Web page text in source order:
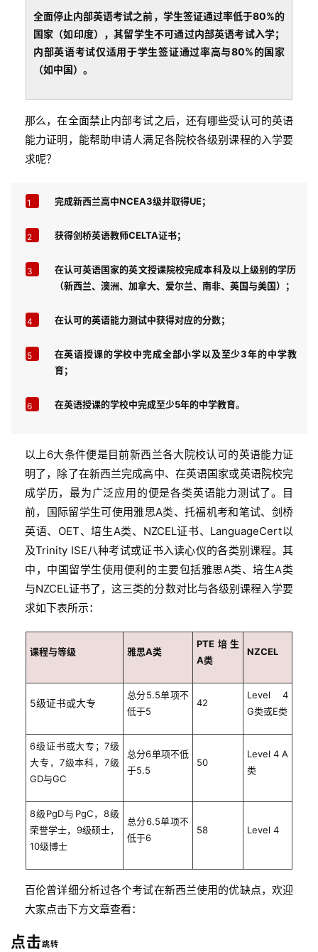
全面停止内部英语考试之前，学生签证通过率低于80%的
国家（如印度），其留学生不可通过内部英语考试入学；
内部英语考试仅适用于学生签证通过率高与80%的国家
（如中国）。
那么，在全面禁止内部考试之后，还有哪些受认可的英语
能力证明，能帮助申请人满足各院校各级别课程的入学要
求呢？
1 完成新西兰高中NCEA3级并取得UE；
2 获得剑桥英语教师CELTA证书；
3
在认可英语国家的英文授课院校完成本科及以上级别的学历
（新西兰、澳洲、加拿大、爱尔兰、南非、英国与美国）；
4 在认可的英语能力测试中获得对应的分数；
5
在英语授课的学校中完成全部小学以及至少3年的中学教
育；
6 在英语授课的学校中完成至少5年的中学教育。
以上6大条件便是目前新西兰各大院校认可的英语能力证
明了，除了在新西兰完成高中、在英语国家或英语院校完
成学历，最为广泛应用的便是各类英语能力测试了。目
前，国际留学生可使用雅思A类、托福机考和笔试、剑桥
英语、OET、培生A类、NZCEL证书、LanguageCert以
及Trinity ISE八种考试或证书入读心仪的各类别课程。其
中，中国留学生使用便利的主要包括雅思A类、培生A类
与NZCEL证书了，这三类的分数对比与各级别课程入学要
求如下表所示：
课程与等级 雅思A类
PTE培生
A类
NZCEL
5级证书或大专
总分5.5单项不
低于5
42
Level 4
G类或E类
6级证书或大专；7级
大专， 7级本科，7级
GD与GC
总分6单项不低
于5.5
50
Level 4 A
类
8级PgD与PgC， 8级
荣誉学士， 9级硕士，
10级博士
总分6.5单项不
低于6
58 Level 4
百伦曾详细分析过各个考试在新西兰使用的优缺点，欢迎
大家点击下方文章查看：
点击跳转